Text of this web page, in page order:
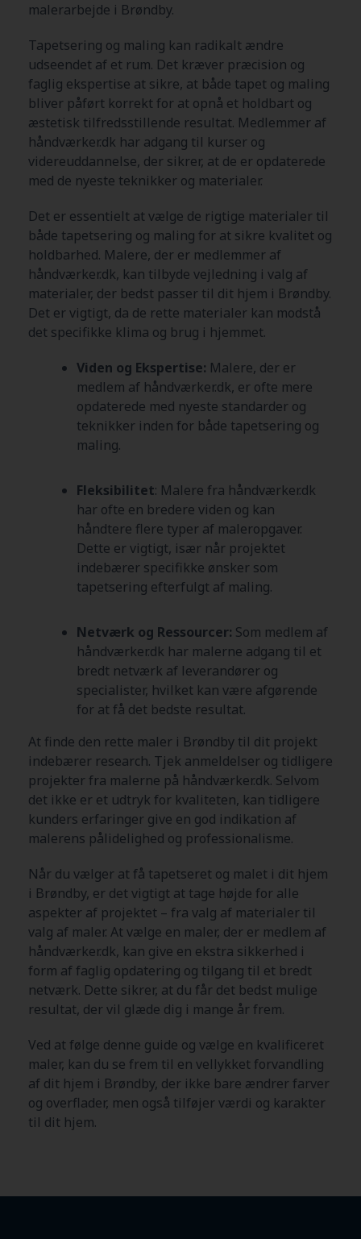
malerarbejde i Brøndby.
Tapetsering og maling kan radikalt ændre
udseendet af et rum. Det kræver præcision og
faglig ekspertise at sikre, at både tapet og maling
bliver påført korrekt for at opnå et holdbart og
æstetisk tilfredsstillende resultat. Medlemmer af
håndværker.dk har adgang til kurser og
videreuddannelse, der sikrer, at de er opdaterede
med de nyeste teknikker og materialer.
Det er essentielt at vælge de rigtige materialer til
både tapetsering og maling for at sikre kvalitet og
holdbarhed. Malere, der er medlemmer af
håndværker.dk, kan tilbyde vejledning i valg af
materialer, der bedst passer til dit hjem i Brøndby.
Det er vigtigt, da de rette materialer kan modstå
det specifikke klima og brug i hjemmet.
Viden og Ekspertise: Malere, der er
medlem af håndværker.dk, er ofte mere
opdaterede med nyeste standarder og
teknikker inden for både tapetsering og
maling.
Fleksibilitet: Malere fra håndværker.dk
har ofte en bredere viden og kan
håndtere flere typer af maleropgaver.
Dette er vigtigt, især når projektet
indebærer specifikke ønsker som
tapetsering efterfulgt af maling.
Netværk og Ressourcer: Som medlem af
håndværker.dk har malerne adgang til et
bredt netværk af leverandører og
specialister, hvilket kan være afgørende
for at få det bedste resultat.
At finde den rette maler i Brøndby til dit projekt
indebærer research. Tjek anmeldelser og tidligere
projekter fra malerne på håndværker.dk. Selvom
det ikke er et udtryk for kvaliteten, kan tidligere
kunders erfaringer give en god indikation af
malerens pålidelighed og professionalisme.
Når du vælger at få tapetseret og malet i dit hjem
i Brøndby, er det vigtigt at tage højde for alle
aspekter af projektet – fra valg af materialer til
valg af maler. At vælge en maler, der er medlem af
håndværker.dk, kan give en ekstra sikkerhed i
form af faglig opdatering og tilgang til et bredt
netværk. Dette sikrer, at du får det bedst mulige
resultat, der vil glæde dig i mange år frem.
Ved at følge denne guide og vælge en kvalificeret
maler, kan du se frem til en vellykket forvandling
af dit hjem i Brøndby, der ikke bare ændrer farver
og overflader, men også tilføjer værdi og karakter
til dit hjem.